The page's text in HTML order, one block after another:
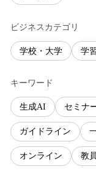
ビジネスカテゴリ
学校・大学 学
キーワード
生成AI セミナ
ガイドライン
オンライン 教員